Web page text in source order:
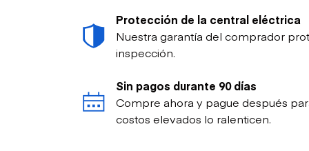
Protección de la central eléctrica
Nuestra garantía del comprador
inspección.
Sin pagos durante 90 días
Compre ahora y pague después
costos elevados lo ralenticen.